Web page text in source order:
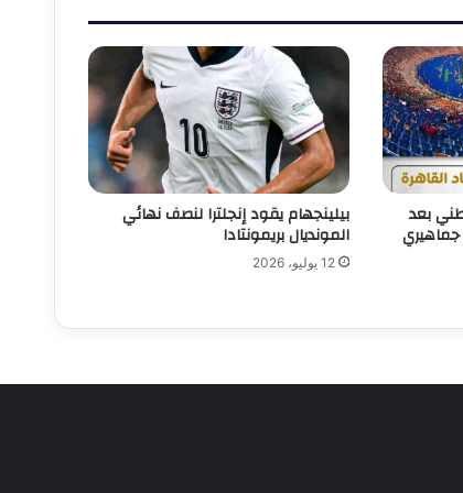
بعد
جماهيري
بيلينجهام يقود إنجلترا لنصف نهائي
المونديال بريمونتادا
12 يوليو، 2026